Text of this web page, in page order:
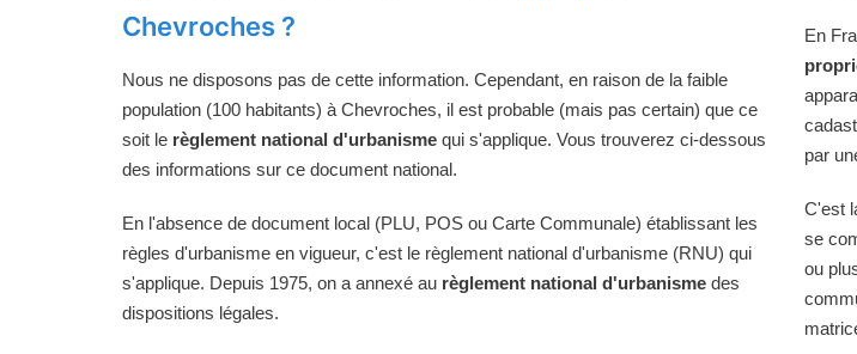
Chevroches ?
Nous ne disposons pas de cette information. Cependant, en raison de la faible
population (100 habitants) à Chevroches, il est probable (mais pas certain) que ce
soit le règlement national d'urbanisme qui s'applique. Vous trouverez ci-dessous
des informations sur ce document national.
En l'absence de document local (PLU, POS ou Carte Communale) établissant les
règles d'urbanisme en vigueur, c'est le règlement national d'urbanisme (RNU) qui
s'applique. Depuis 1975, on a annexé au règlement national d'urbanisme des
dispositions légales.
En
par
C'est
se
ou